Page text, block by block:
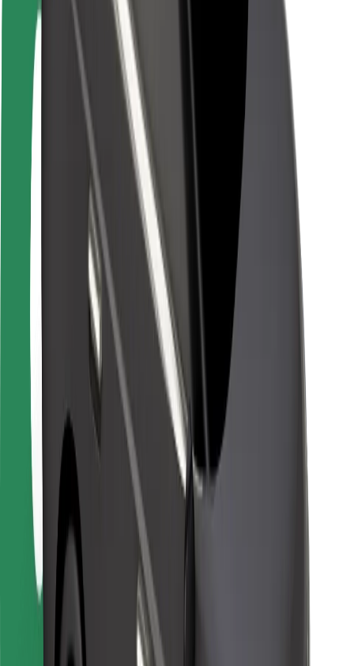
Pasažieru drošība
Autovadītāju drošība
Skrejriteņu drošība
Drošības laboratorija
Pilsētas
Risinājumi pilsētām
Lidostas
Bolt uzlādes statīvi
Pasažieriem
Autovadītājiem
Kurjeriem
Autoparku īpašniekiem
Restorāniem
Bolt for Business
Noteikumi un nosacījumi
Saņem braucienu minūšu laikā!